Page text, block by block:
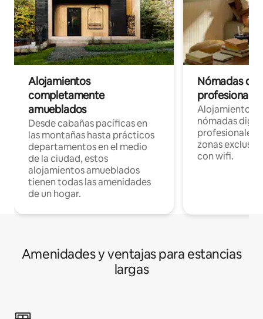
Alojamientos
completamente
amueblados
Desde cabañas pacíficas en
las montañas hasta prácticos
departamentos en el medio
de la ciudad, estos
alojamientos amueblados
tienen todas las amenidades
de un hogar.
Nómadas
Alojamientos
nómadas
profesionales
zonas
con wifi.
Amenidades y ventajas para estancias
largas